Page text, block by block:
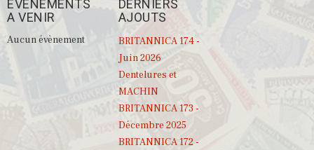
ÉVÉNEMENTS
A VENIR
Aucun évènement
DERNIERS
AJOUTS
BRITANNICA 174 -
Juin 2026
Dentelures et
MACHIN
BRITANNICA 173 -
Décembre 2025
BRITANNICA 172 -